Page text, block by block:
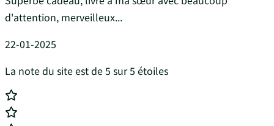
d'attention, merveilleux...
22-01-2025
La note du site est de 5 sur 5 étoiles